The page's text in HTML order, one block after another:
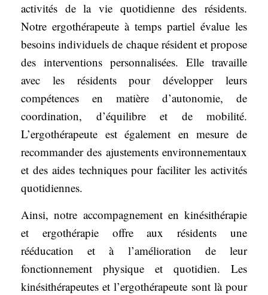
activités de la vie quotidienne des résidents.
Notre ergothérapeute à temps partiel évalue les
besoins individuels de chaque résident et propose
des interventions personnalisées. Elle travaille
avec les résidents pour développer leurs
compétences en matière d’autonomie, de
coordination, d’équilibre et de mobilité.
L’ergothérapeute est également en mesure de
recommander des ajustements environnementaux
et des aides techniques pour faciliter les activités
quotidiennes.
Ainsi, notre accompagnement en kinésithérapie
et ergothérapie offre aux résidents une
rééducation et à l’amélioration de leur
fonctionnement physique et quotidien. Les
kinésithérapeutes et l’ergothérapeute sont là pour